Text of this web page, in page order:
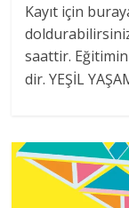
Kayıt için
saattir. Eğitimin
dir. YEŞİL